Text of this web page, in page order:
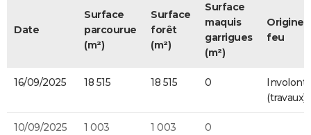
Date
Surface
parcourue
(m²)
Surface
forêt
(m²)
Surface
maquis
garrigues
(m²)
Origine
feu
16/09/2025 18 515 18 515 0
(travaux)
10/09/2025 1 003 1 003 0